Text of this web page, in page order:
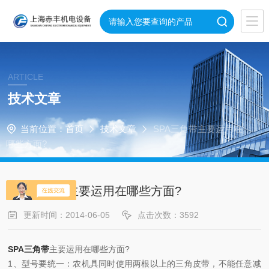
ARTICLE
技术文章
当前位置： 首页 技术文章
SPA三角带主要运用在
哪些方面?
SPA三角带主要运用在哪些方面?
更新时间：2014-06-05 点击次数：3592
SPA三角带主要运用在哪些方面?
1、型号要统一：农机具同时使用两根以上的三角皮带，不能任意减